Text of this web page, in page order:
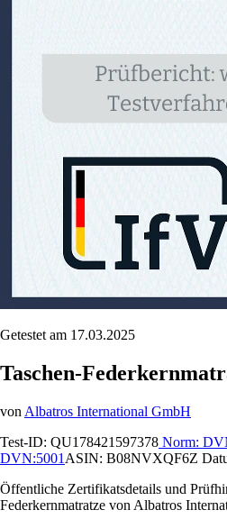
Getestet am 17.03.2025
Taschen-
von Albatros International GmbH
Test-ID: QU178421597378 Norm:
DVN:5001 ASIN: B08NVXQF6Z
Öffentliche Zertifikatsdetails und
Federkernmatratze von Albatros